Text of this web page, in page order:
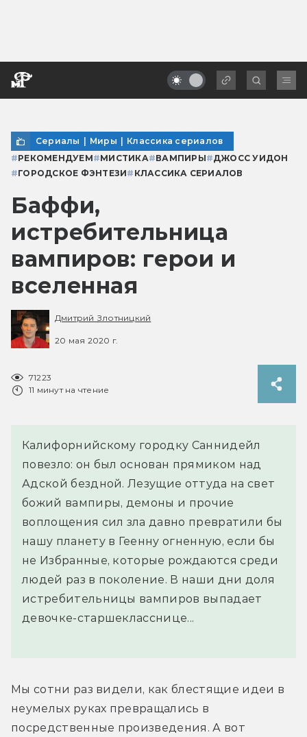
Сериалы | Миры | Классика сериалов
#РЕКОМЕНДУЕМ#МИСТИКА#ВАМПИРЫ#ДЖОСС УИДОН
#ГОРОДСКОЕ ФЭНТЕЗИ# КЛАССИКА СЕРИАЛОВ
Баффи,
истребительница
вампиров: герои и
вселенная
Дмитрий Злотницкий
20 мая 2020 г.
71223
11 минут на чтение
Калифорнийскому городку Саннидейл
повезло: он был основан прямиком над
Адской бездной. Лезущие оттуда на свет
божий вампиры, демоны и прочие
воплощения сил зла давно превратили бы
нашу планету в Геенну огненную, если бы
не Избранные, которые рождаются среди
людей раз в поколение. В наши дни доля
истребительницы вампиров выпадает
девочке-старшекласснице...
Мы сотни раз видели, как блестящие идеи в
неумелых руках превращались в
посредственные произведения. А вот